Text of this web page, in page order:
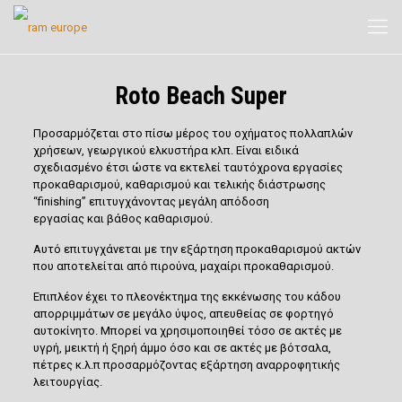
Roto Beach Super
Προσαρμόζεται στο πίσω μέρος του οχήματος πολλαπλών
χρήσεων, γεωργικού ελκυστήρα κλπ. Είναι ειδικά
σχεδιασμένο έτσι ώστε να εκτελεί ταυτόχρονα εργασίες
προκαθαρισμού, καθαρισμού και τελικής διάστρωσης
“finishing” επιτυγχάνοντας μεγάλη απόδοση
εργασίαςκαι βάθος καθαρισμού.
Αυτό επιτυγχάνεται με την εξάρτηση προκαθαρισμού ακτών
που αποτελείται από πιρούνα, μαχαίρι προκαθαρισμού.
Επιπλέον έχει το πλεονέκτημα της εκκένωσης του κάδου
απορριμμάτων σε μεγάλο ύψος, απευθείας σε φορτηγό
αυτοκίνητο. Μπορεί να χρησιμοποιηθεί τόσο σε ακτές με
υγρή, μεικτή ή ξηρή άμμο όσο και σε ακτές με βότσαλα,
πέτρες κ.λ.π προσαρμόζοντας εξάρτηση αναρροφητικής
λειτουργίας.